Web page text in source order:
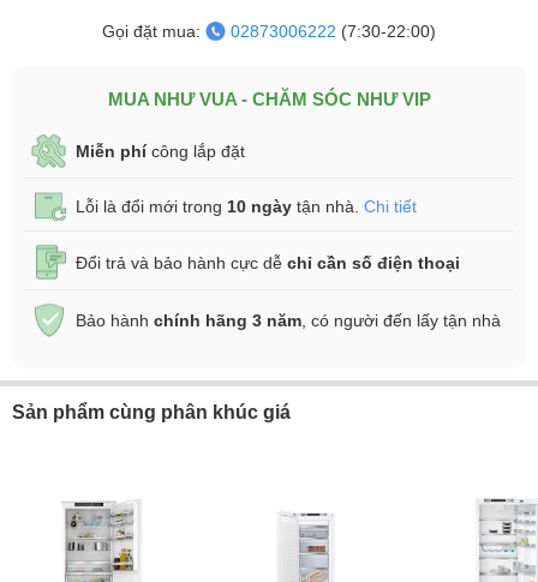
Gọi đặt mua: 02873006222 (7:30-22:00)
MUA NHƯ VUA - CHĂM SÓC NHƯ VIP
Miễn phícông lắp đặt
Lỗi là đổi mới trong 10 ngày tận nhà. Chi tiết
Đổi trả và bảo hành cực dễ chỉ cần số điện thoại
Bảo hành chính hãng 3 năm , có người đến lấy tận nhà
Sản phẩm cùng phân khúc giá